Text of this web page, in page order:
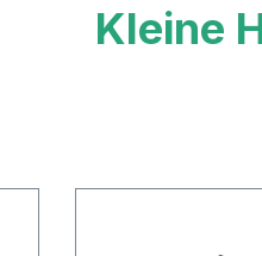
Kleine